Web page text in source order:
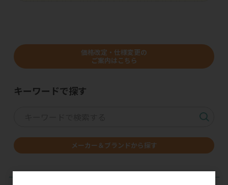
価格改定・仕様変更の
ご案内はこちら
キーワードで探す
メーカー＆ブランドから探す